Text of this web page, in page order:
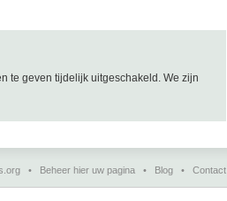
te geven tijdelijk uitgeschakeld. We zijn
• Beheer hier uw pagina • Blog • Contact